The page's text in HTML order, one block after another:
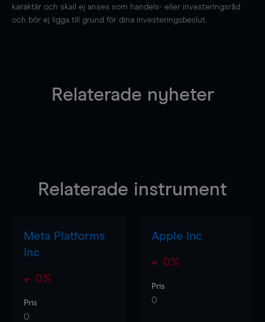
karaktär och skall ej anses som handels- eller investeringsråd
och bör ej ligga till grund för dina investeringsbeslut.
Relaterade nyheter
Relaterade instrument
Meta Platforms
Inc
0%
Pris
0
Apple Inc
0%
Pris
0